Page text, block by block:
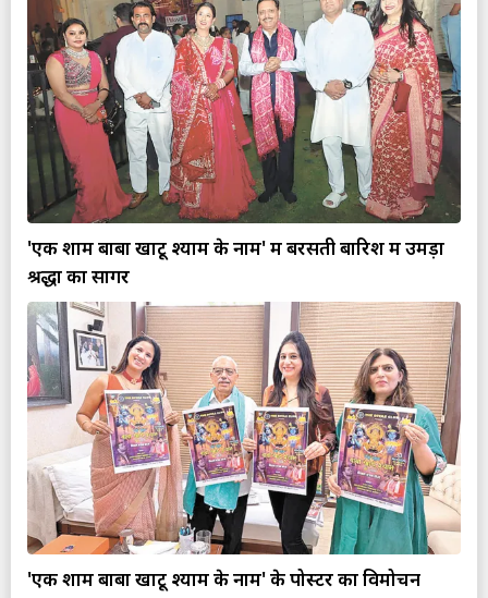
'एक शाम बाबा खाटू श्याम के नाम' में बरसती बारिश में उमड़ा
श्रद्धा का सागर
'एक शाम बाबा खाटू श्याम के नाम' के पोस्टर का विमोचन